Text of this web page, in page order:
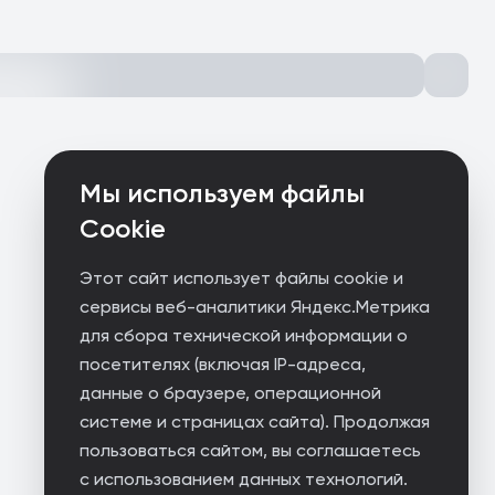
Мы используем файлы
Cookie
Этот сайт использует файлы cookie и
сервисы веб-аналитики Яндекс.Метрика
для сбора технической информации о
посетителях (включая IP-адреса,
данные о браузере, операционной
системе и страницах сайта). Продолжая
пользоваться сайтом, вы соглашаетесь
с использованием данных технологий.